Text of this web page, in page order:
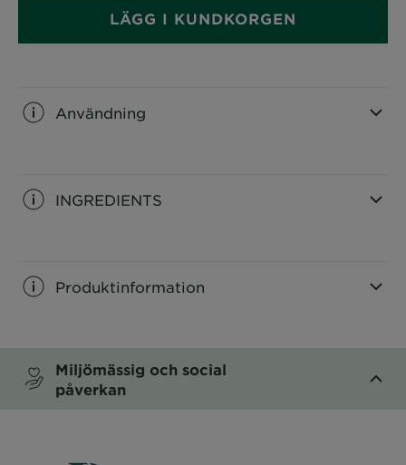
LÄGG I KUNDKORGEN
Användning
INGREDIENTS
Produktinformation
Miljömässig och social
påverkan